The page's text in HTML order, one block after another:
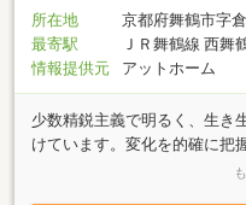
所在地
京都府舞鶴市字
最寄駅
ＪＲ舞鶴線 西舞
情報提供元
アットホーム
少数精鋭主義で明るく、生き
けています。変化を的確に把
のスローガンのもと創業以来